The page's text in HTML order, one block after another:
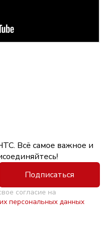
Всё самое важное и
Подписаться
согласие на
персональных данных